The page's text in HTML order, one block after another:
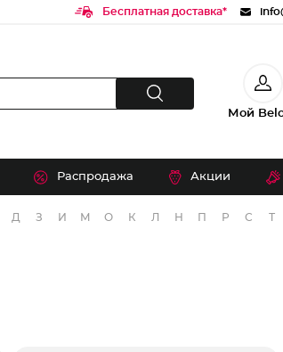
Бесплатная доставка*
Мой
Распродажа Акции
Д З И М О К Л Н П Р С Т